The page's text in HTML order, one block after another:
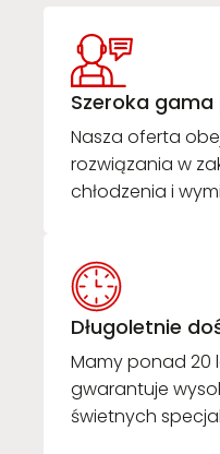
Szeroka
Nasza oferta
rozwiązania w
chłodzenia i
Długoletnie
Mamy ponad 20
gwarantuje
świetnych